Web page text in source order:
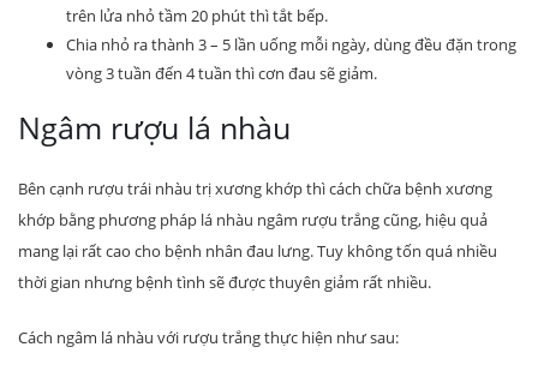
trên lửa nhỏ tầm 20 phút thì tắt bếp.
Chia nhỏ ra thành 3 – 5 lần uống mỗi ngày, dùng đều đặn trong
vòng 3 tuần đến 4 tuần thì cơn đau sẽ giảm.
Ngâm rượu lá nhàu
Bên cạnh rượu trái nhàu trị xương khớp thì cách chữa bệnh xương
khớp bằng phương pháp lá nhàu ngâm rượu trắng cũng, hiệu quả
mang lại rất cao cho bệnh nhân đau lưng. Tuy không tốn quá nhiều
thời gian nhưng bệnh tình sẽ được thuyên giảm rất nhiều.
Cách ngâm lá nhàu với rượu trắng thực hiện như sau: